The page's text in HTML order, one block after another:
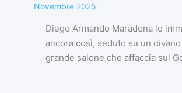
Novembre 2025
Diego Armando Maradona lo
ancora così, seduto su un
grande salone che affaccia sul